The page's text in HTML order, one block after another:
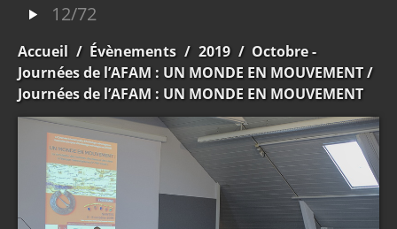
12/72
Accueil / Évènements / 2019 / Octobre -
Journées de l’AFAM : UN MONDE EN MOUVEMENT/
Journées de l’AFAM : UN MONDE EN MOUVEMENT